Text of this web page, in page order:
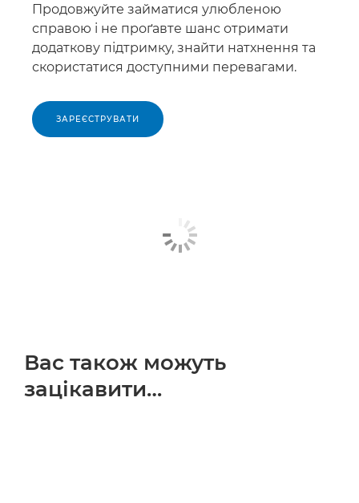
Продовжуйте займатися улюбленою
справою і не проґавте шанс отримати
додаткову підтримку, знайти натхнення та
скористатися доступними перевагами.
ЗАРЕЄСТРУВАТИ
Вас також можуть
зацікавити…